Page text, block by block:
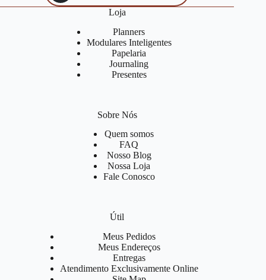
Loja
Planners
Modulares Inteligentes
Papelaria
Journaling
Presentes
Sobre Nós
Quem somos
FAQ
Nosso Blog
Nossa Loja
Fale Conosco
Útil
Meus Pedidos
Meus Endereços
Entregas
Atendimento Exclusivamente Online